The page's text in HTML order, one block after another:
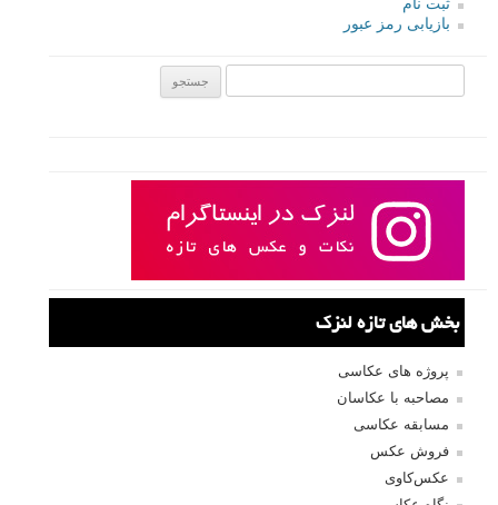
بازیابی رمز عبور
بخش های تازه لنزک
پروژه های عکاسی
مصاحبه با عکاسان
مسابقه عکاسی
فروش عکس
عکس‌کاوی